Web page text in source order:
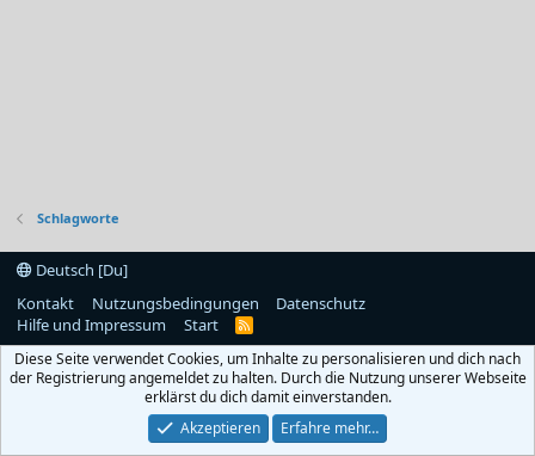
Schlagworte
Deutsch [Du]
Kontakt
Nutzungsbedingungen
Datenschutz
Hilfe und Impressum
Start
R
S
Diese Seite verwendet Cookies, um Inhalte zu personalisieren und dich nach
der Registrierung angemeldet zu halten. Durch die Nutzung unserer Webseite
erklärst du dich damit einverstanden.
Akzeptieren
Erfahre mehr…